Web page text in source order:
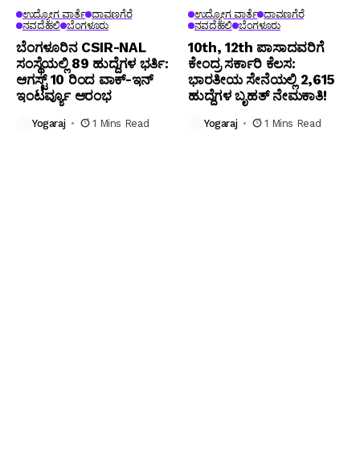
ಉದ್ಯೋಗ ವಾರ್ತೆ ದಾವಣಗೆರೆ
ನವದೆಹಲಿ ಬೆಂಗಳೂರು
ಬೆಂಗ‌ಳೂರಿನ CSIR-NAL
ಸಂಸ್ಥೆಯಲ್ಲಿ 89 ಹುದ್ದೆಗಳ ಭರ್ತಿ:
ಆಗಸ್ಟ್ 10 ರಿಂದ ವಾಕ್-ಇನ್
ಇಂಟರ್ವ್ಯೂ ಆರಂಭ
Yogaraj 1 Mins Read
ಉದ್ಯೋಗ ವಾರ್ತೆ ದಾವಣಗೆರೆ
ನವದೆಹಲಿ ಬೆಂಗಳೂರು
10th, 12th ಪಾಸಾದವರಿಗೆ
ಕೇಂದ್ರ ಸರ್ಕಾರಿ ಕೆಲಸ:
ಭಾರತೀಯ ಸೇನೆಯಲ್ಲಿ 2,615
ಹುದ್ದೆಗಳ ಬೃಹತ್ ನೇಮಕಾತಿ!
Yogaraj 1 Mins Read